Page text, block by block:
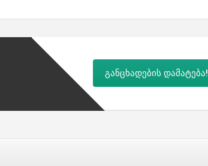
განცხადების დამატება!